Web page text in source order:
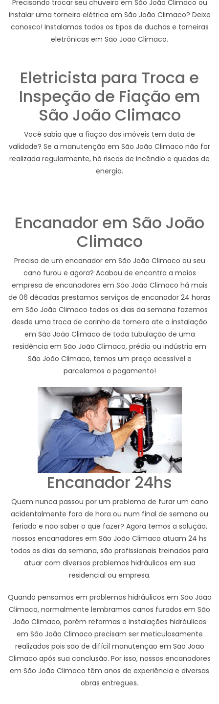
Precisando trocar seu chuveiro em São João Climaco ou
instalar uma torneira elétrica em São João Climaco? Deixe
conosco! Instalamos todos os tipos de duchas e torneiras
eletrônicas em São João Climaco.
Eletricista para Troca e
Inspeção de Fiação em
São João Climaco
Você sabia que a fiação dos imóveis tem data de
validade? Se a manutenção em São João Climaco não for
realizada regularmente, há riscos de incêndio e quedas de
energia.
Encanador em São João
Climaco
Precisa de um encanador em São João Climaco ou seu
cano furou e agora? Acabou de encontra a maios
empresa de encanadores em São João Climaco há mais
de 06 décadas prestamos serviços de encanador 24 horas
em São João Climaco todos os dias da semana fazemos
desde uma troca de corinho de torneira ate a instalação
em São João Climaco de toda tubulação de uma
residência em São João Climaco, prédio ou indústria em
São João Climaco, temos um preço acessível e
parcelamos o pagamento!
Encanador 24hs
Quem nunca passou por um problema de furar um cano
acidentalmente fora de hora ou num final de semana ou
feriado e não saber o que fazer? Agora temos a solução,
nossos encanadores em São João Climaco atuam 24 hs
todos os dias da semana, são profissionais treinados para
atuar com diversos problemas hidráulicos em sua
residencial ou empresa.
Quando pensamos em problemas hidráulicos em São João
Climaco, normalmente lembramos canos furados em São
João Climaco, porém reformas e instalações hidráulicos
em São João Climaco precisam ser meticulosamente
realizados pois são de difícil manutenção em São João
Climaco após sua conclusão. Por isso, nossos encanadores
em São João Climaco têm anos de experiência e diversas
obras entregues.